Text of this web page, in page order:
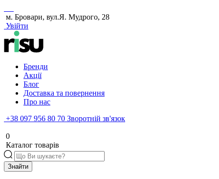
м. Бровари, вул.Я. Мудрого, 28
Увійти
Бренди
Акції
Блог
Доставка та повернення
Про нас
+38 097 956 80 70 Зворотній зв'язок
0
Каталог товарів
Знайти